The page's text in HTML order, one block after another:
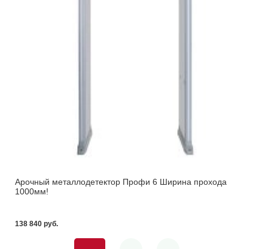
Арочный металлодетектор Профи 6 Ширина прохода
1000мм!
138 840 pуб.